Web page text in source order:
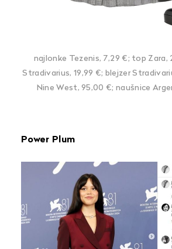
najlonke Tezenis, 7,29 €; top Zara,
Stradivarius, 19,99 €; blejzer
Nine West, 95,00 €; naušnice
Power Plum